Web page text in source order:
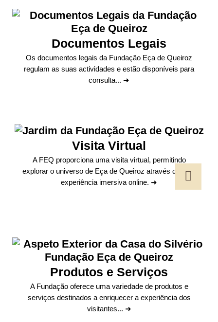
Documentos Legais
Os documentos legais da Fundação Eça de Queiroz
regulam as suas actividades e estão disponíveis para
consulta... ➜
Visita Virtual
A FEQ proporciona uma visita virtual, permitindo
explorar o universo de Eça de Queiroz através de uma
experiência imersiva online. ➜
Produtos e Serviços
A Fundação oferece uma variedade de produtos e
serviços destinados a enriquecer a experiência dos
visitantes... ➜